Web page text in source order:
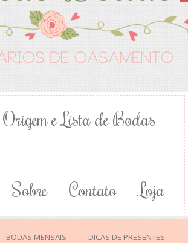
Origem e Lista de Bodas
Sobre Contato Loja
BODAS MENSAIS DICAS DE PRESENTES